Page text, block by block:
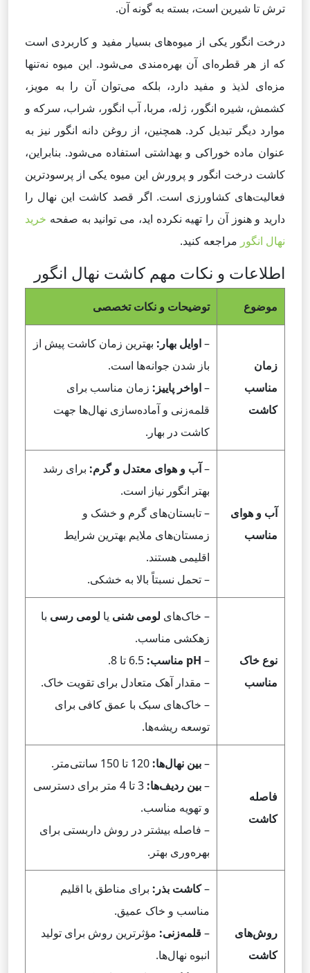
ترش تا شیرین است، بسته به گونه آن.
درخت انگور یکی از میوه‌های بسیار مفید و کاربردی است
که از هر قطره‌ای آن بهره‌مندی می‌شود. این میوه نه‌تنها
مزه‌ای لذیذ و مفید دارد، بلکه می‌توان آن را به مویز،
کشمش، شیره انگور، ژله، مربا، آب انگور، شراب، سرکه و
موارد دیگر تبدیل کرد. همچنین، از روغن دانه انگور نیز به
عنوان ماده خوراکی و بهداشتی استفاده می‌شود. بنابراین،
کاشت درخت انگور و پرورش این میوه یکی از پرسودترین
فعالیت‌های کشاورزی است. اگر قصد کاشت این نهال را
دارید و هنوز آن را تهیه نکرده اید، می توانید به صفحه خرید
نهال انگور مراجعه کنید.
اطلاعات و نکات مهم کاشت نهال انگور
موضوع توضیحات و نکات تخصصی
زمان
مناسب
کاشت
–اوایل بهار: بهترین زمان کاشت پیش از
باز شدن جوانه‌ها است.
–اواخر پاییز: زمان مناسب برای
قلمه‌زنی و آماده‌سازی نهال‌ها جهت
کاشت در بهار.
آب و هوای
مناسب
–آب و هوای معتدل و گرم: برای رشد
بهتر انگور نیاز است.
– تابستان‌های گرم و خشک و
زمستان‌های ملایم بهترین شرایط
اقلیمی هستند.
– تحمل نسبتاً بالا به خشکی.
نوع خاک
مناسب
– خاک‌های لومی شنی یا لومی رسی با
زهکشی مناسب.
– pH مناسب:
– مقدار آهک متعادل برای تقویت خاک.
– خاک‌های سبک با عمق کافی برای
توسعه ریشه‌ها.
فاصله
کاشت
–بین نهال‌ها:
–بین ردیف‌ها:
3 تا 4 متر برای دسترسی
و تهویه مناسب.
– فاصله بیشتر در روش داربستی برای
بهره‌وری بهتر.
روش‌های
کاشت
–کاشت بذر: برای مناطق با اقلیم
مناسب و خاک عمیق.
–قلمه‌زنی: مؤثرترین روش برای تولید
انبوه نهال‌ها.